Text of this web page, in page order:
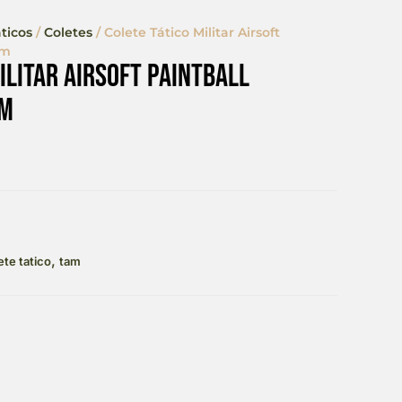
/Coletes/ Colete Tático Militar Airsoft
Airsoft Paintball
tatico, tam